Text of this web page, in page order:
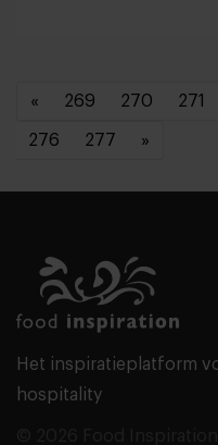
« 269 270 271
276 277 »
Het inspiratieplatform
hospitality